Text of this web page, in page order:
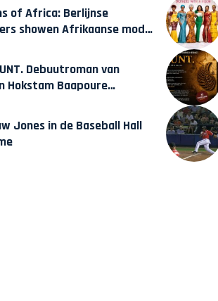
of Africa: Berlijnse
showen Afrikaanse mode
Debuutroman van
Hokstam Baapoure
Jones in de Baseball Hall